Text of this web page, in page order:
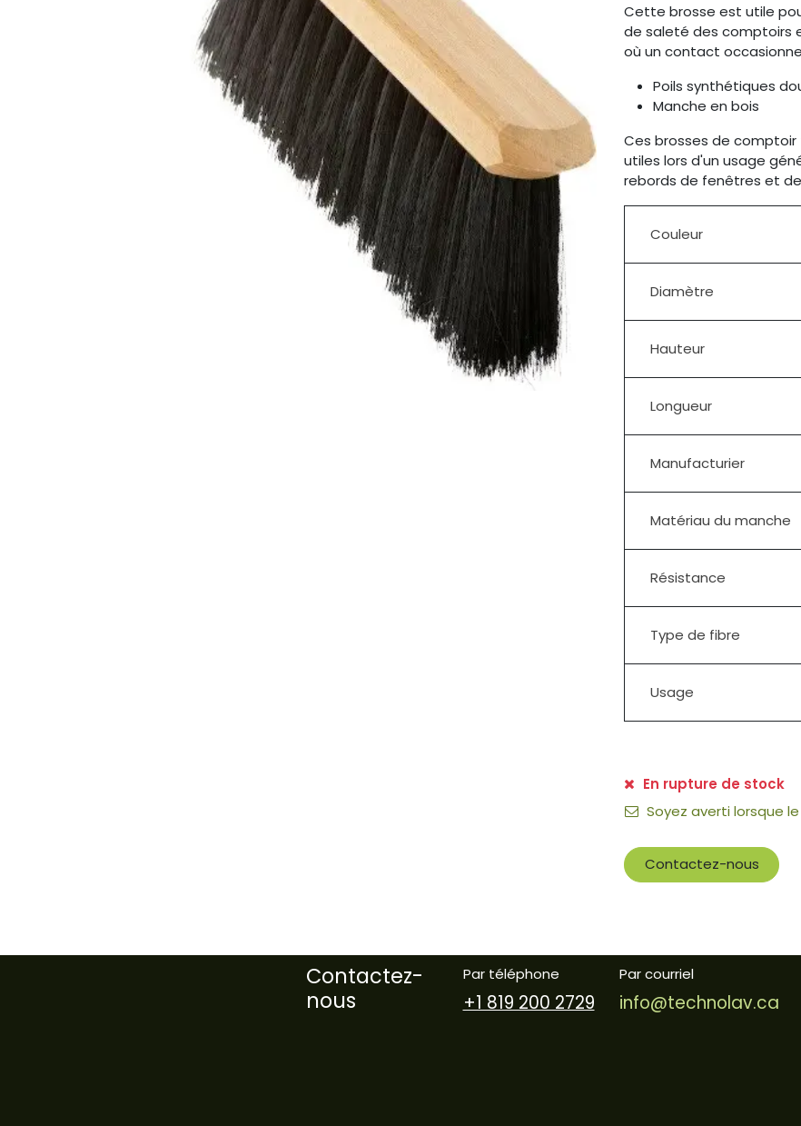
Cette brosse est utile
de saleté des comptoirs
où un contact
Poils synthétiques
Manche en bois
Ces brosses de
utiles lors d'un usage
rebords de fenêtres et
Couleur
Diamètre
Hauteur
Longueur
Manufacturier
Matériau du manche
Résistance
Type de fibre
Usage
En rupture de stock
Soyez averti lorsque
Contactez-nous
Contactez-
nous
Par téléphone
+1 819 200 2729
Par courriel
info@technolav.ca